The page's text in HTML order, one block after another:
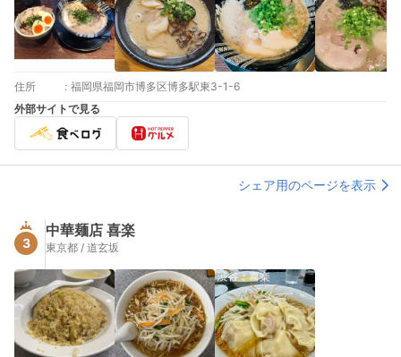
住所 : 福岡県福岡市博多区博多駅東3-1-6
外部サイトで見る
シェア用のページを表示
3
中華麺店 喜楽
東京都 / 道玄坂